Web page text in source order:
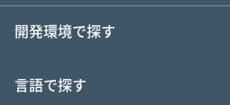
開発環境で探す
言語で探す